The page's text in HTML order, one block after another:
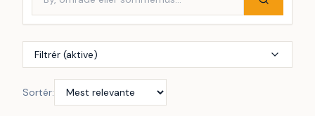
Filtrér (aktive)
Sortér: